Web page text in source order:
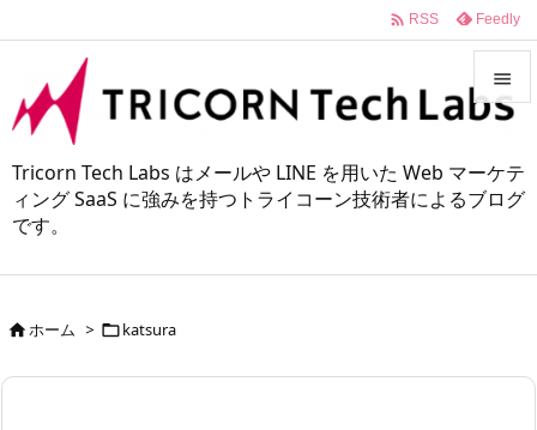
Tricorn Tech Labs はメールや LINE を用いた Web マーケテ
ィング SaaS に強みを持つトライコーン技術者によるブログ
です。



 RSS Feedly
ホーム > katsura